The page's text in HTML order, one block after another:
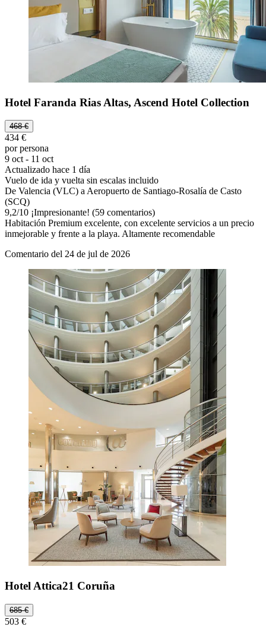
Hotel Faranda Rias Altas, Ascend Hotel Collection
468 €
434 €
por persona
9 oct - 11 oct
Actualizado hace 1 día
Vuelo de ida y vuelta sin escalas incluido
De Valencia (VLC) a Aeropuerto de Santiago-Rosalía de Casto
(SCQ)
9,2/10 ¡Impresionante! (59 comentarios)
Habitación Premium excelente, con excelente servicios a un precio
inmejorable y frente a la playa. Altamente recomendable
Comentario del 24 de jul de 2026
Hotel Attica21 Coruña
685 €
503 €